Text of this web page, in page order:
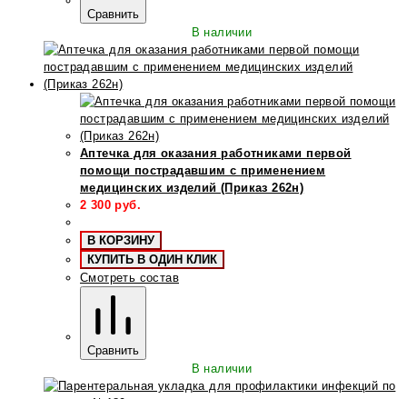
Сравнить
В наличии
Аптечка для оказания работниками первой
помощи пострадавшим с применением
медицинских изделий (Приказ 262н)
2 300 руб.
В КОРЗИНУ
КУПИТЬ В ОДИН КЛИК
Смотреть состав
Сравнить
В наличии